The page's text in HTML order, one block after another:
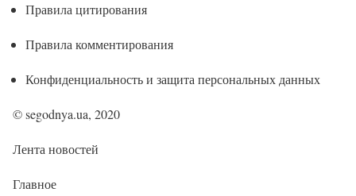
Правила цитирования
Правила комментирования
Конфиденциальность и защита персональных данных
© segodnya.ua, 2020
Лента новостей
Главное